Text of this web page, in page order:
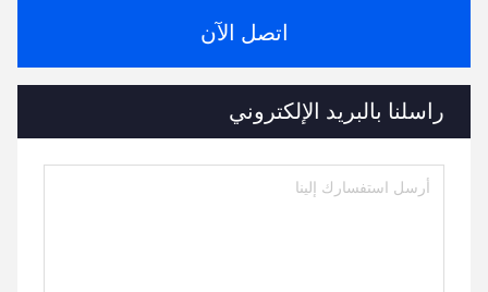
اتصل الآن
راسلنا بالبريد الإلكتروني